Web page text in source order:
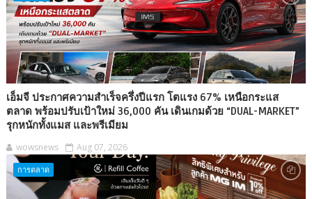
เอ็มจี ประกาศความสำเร็จครึ่งปีแรก โตแรง 67% เหนือกระแส
ตลาด พร้อมปรับเป้าใหม่ 36,000 คัน เดินเกมด้วย “DUAL-MARKET”
รุกหนักทั้งแมส และพรีเมียม
wowsnews Aug 07, 2026
การตลาด